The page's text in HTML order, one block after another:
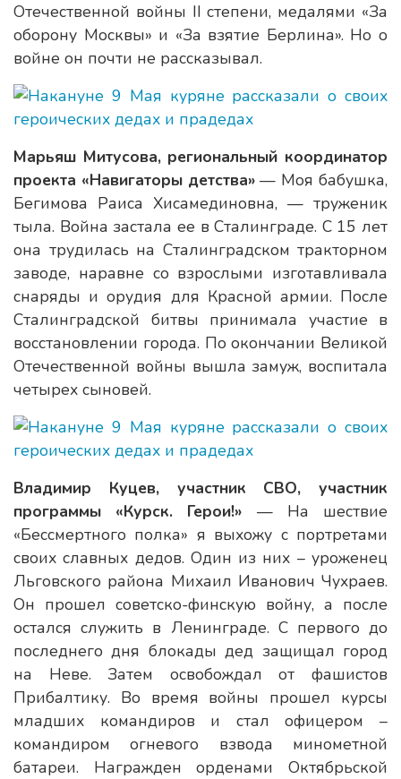
Отечественной войны II степени, медалями «За
оборону Москвы» и «За взятие Берлина». Но о
войне он почти не рассказывал.
Марьяш Митусова, региональный координатор
проекта «Навигаторы детства»— Моя бабушка,
Бегимова Раиса Хисамединовна, — труженик
тыла. Война застала ее в Сталинграде. С 15 лет
она трудилась на Сталинградском тракторном
заводе, наравне со взрослыми изготавливала
снаряды и орудия для Красной армии. После
Сталинградской битвы принимала участие в
восстановлении города. По окончании Великой
Отечественной войны вышла замуж, воспитала
четырех сыновей.
Владимир Куцев, участник СВО, участник
программы «Курск. Герои!» — На шествие
«Бессмертного полка» я выхожу с портретами
своих славных дедов. Один из них – уроженец
Льговского района Михаил Иванович Чухраев.
Он прошел советско-финскую войну, а после
остался служить в Ленинграде. С первого до
последнего дня блокады дед защищал город
на Неве. Затем освобождал от фашистов
Прибалтику. Во время войны прошел курсы
младших командиров и стал офицером –
командиром огневого взвода минометной
батареи. Награжден орденами Октябрьской